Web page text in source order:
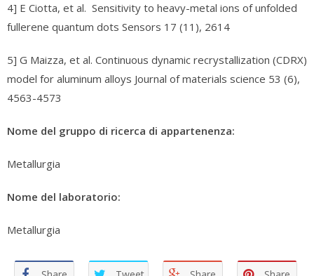
4] E Ciotta, et al. Sensitivity to heavy-metal ions of unfolded
fullerene quantum dots Sensors 17 (11), 2614
5] G Maizza, et al. Continuous dynamic recrystallization (CDRX)
model for aluminum alloys Journal of materials science 53 (6),
4563-4573
Nome del gruppo di ricerca di appartenenza:
Metallurgia
Nome del laboratorio:
Metallurgia